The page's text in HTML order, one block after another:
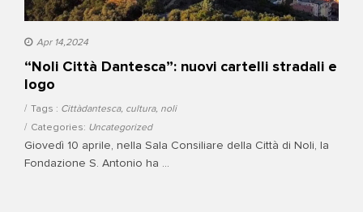
Apr 14,2024
“Noli Città Dantesca”: nuovi cartelli stradali e
logo
Tags : Cittàdantesca, cultura, noli
Categories: Uncategorized
Giovedì 10 aprile, nella Sala Consiliare della Città di Noli, la
Fondazione S. Antonio ha ...